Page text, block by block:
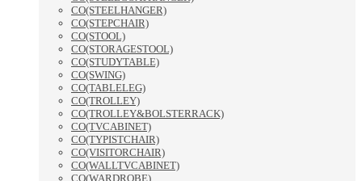
CO(STEELHANGER)
CO(STEPCHAIR)
CO(STOOL)
CO(STORAGESTOOL)
CO(STUDYTABLE)
CO(SWING)
CO(TABLELEG)
CO(TROLLEY)
CO(TROLLEY&BOLSTERRACK)
CO(TVCABINET)
CO(TYPISTCHAIR)
CO(VISITORCHAIR)
CO(WALLTVCABINET)
CO(WARDROBE)